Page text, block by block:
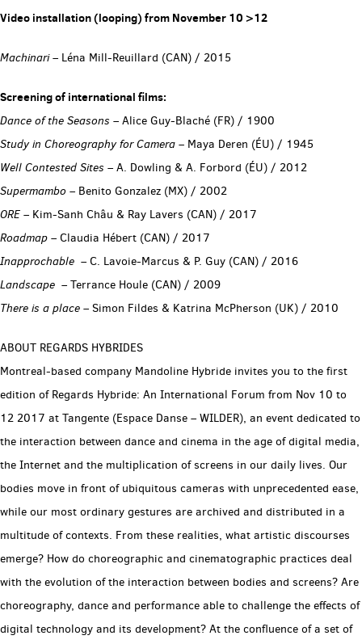
Video installation (looping) from November 10 >12
Machinari– Léna Mill-Reuillard (CAN) / 2015
Screening of international films:
Dance of the Seasons – Alice Guy-Blaché (FR) / 1900
Study in Choreography for Camera – Maya Deren (ÉU) / 1945
Well Contested Sites – A. Dowling & A. Forbord (ÉU) / 2012
Supermambo – Benito Gonzalez (MX) / 2002
ORE – Kim-Sanh Châu & Ray Lavers (CAN) / 2017
Roadmap – Claudia Hébert (CAN) / 2017
Inapprochable – C. Lavoie-Marcus & P. Guy (CAN) / 2016
Landscape – Terrance Houle (CAN) / 2009
There is a place – Simon Fildes & Katrina McPherson (UK) / 2010
ABOUT REGARDS HYBRIDES
Montreal-based company Mandoline Hybride invites you to the first
edition of Regards Hybride: An International Forum from Nov 10 to
12 2017 at Tangente (Espace Danse – WILDER), an event dedicated to
the interaction between dance and cinema in the age of digital media,
the Internet and the multiplication of screens in our daily lives. Our
bodies move in front of ubiquitous cameras with unprecedented ease,
while our most ordinary gestures are archived and distributed in a
multitude of contexts. From these realities, what artistic discourses
emerge? How do choreographic and cinematographic practices deal
with the evolution of the interaction between bodies and screens? Are
choreography, dance and performance able to challenge the effects of
digital technology and its development? At the confluence of a set of